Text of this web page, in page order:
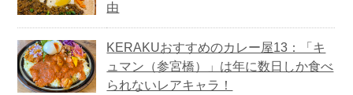
由
KERAKUおすすめのカレー屋13：「キ
ュマン（参宮橋）」は年に数日しか食べ
られないレアキャラ！